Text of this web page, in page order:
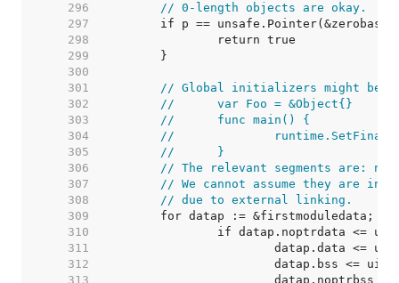
   296
// 0-length objects are okay.
   297
   298
   299
   300
   301
// Global initializers might be
   302
//	var Foo = &Object{}
   303
//	func main() {
   304
//
   305
//	}
   306
// The relevant segments are:
   307
// We cannot assume they are in
   308
// due to external linking.
   309
   310
   311
   312
   313